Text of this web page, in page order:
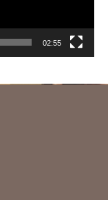
02:55